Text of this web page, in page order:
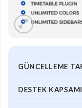
GÜNCELLEME
DESTEK KAPSAMI